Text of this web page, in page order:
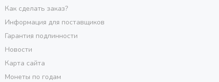
Как сделать заказ?
Информация для поставщиков
Гарантия подлинности
Новости
Карта сайта
Монеты по годам